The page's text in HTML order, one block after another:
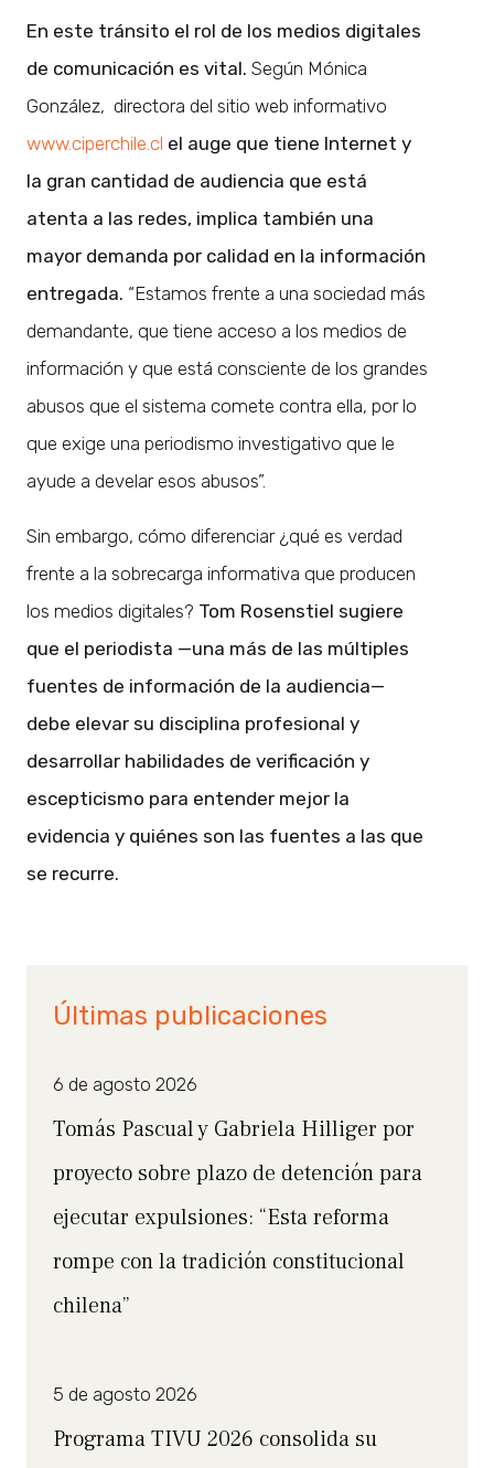
En este tránsito el rol de los medios digitales
de comunicación es vital. Según Mónica
González, directora del sitio web informativo
www.ciperchile.cl el auge que tiene Internet y
la gran cantidad de audiencia que está
atenta a las redes, implica también una
mayor demanda por calidad en la información
entregada. “Estamos frente a una sociedad más
demandante, que tiene acceso a los medios de
información y que está consciente de los grandes
abusos que el sistema comete contra ella, por lo
que exige una periodismo investigativo que le
ayude a develar esos abusos”.
Sin embargo, cómo diferenciar ¿qué es verdad
frente a la sobrecarga informativa que producen
los medios digitales? Tom Rosenstiel sugiere
que el periodista —una más de las múltiples
fuentes de información de la audiencia—
debe elevar su disciplina profesional y
desarrollar habilidades de verificación y
escepticismo para entender mejor la
evidencia y quiénes son las fuentes a las que
se recurre.
Últimas publicaciones
6 de agosto 2026
Tomás Pascual y Gabriela Hilliger por
proyecto sobre plazo de detención para
ejecutar expulsiones: “Esta reforma
rompe con la tradición constitucional
chilena”
5 de agosto 2026
Programa TIVU 2026 consolida su